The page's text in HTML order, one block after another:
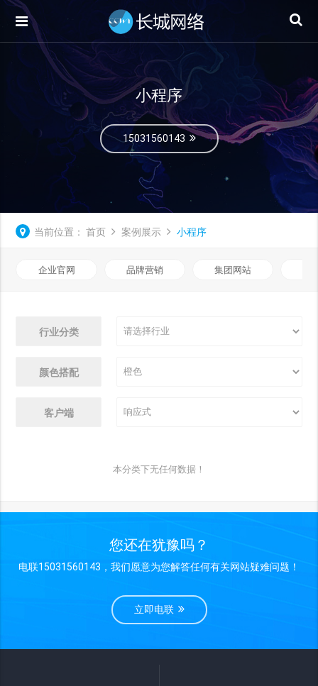
小程序
15031560143
当前位置： 首页 案例展示 小程序
企业官网 品牌营销 集团网站
行业分类
颜色搭配
客户端
本分类下无任何数据！
您还在犹豫吗？
电联15031560143，我们愿意为您解答任何有关网站疑难问题！
立即电联